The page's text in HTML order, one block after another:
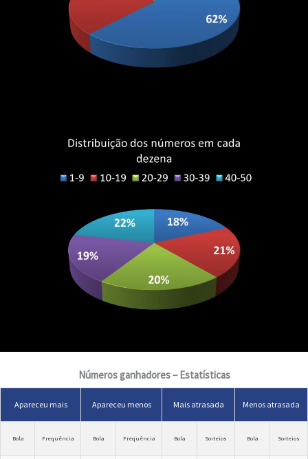
Números ganhadores – Estatísticas
Apareceu mais Apareceu menos Mais atrasada Menos atrasada
Bola Frequência Bola Frequência Bola Sorteios Bola Sorteios